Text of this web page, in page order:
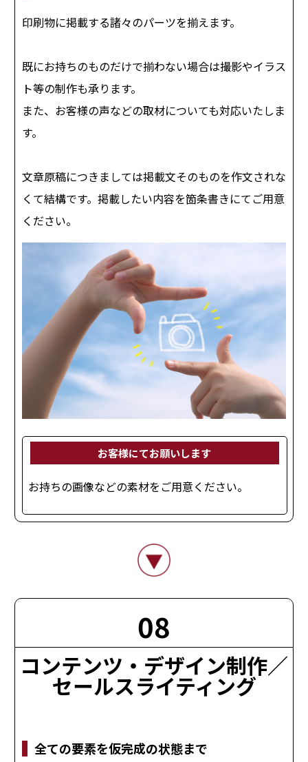
印刷物に掲載する諸々のパーツを揃えます。
既にお持ちのものだけで揃わない場合は撮影やイラス
ト等の制作も承ります。
また、お客様の声などの取材についても対応いたしま
す。
文章原稿につきましては掲載文そのものを作文されな
くて結構です。掲載したい内容を箇条書きにてご用意
ください。
お客様にてお願いします
お持ちの画像などの素材をご用意ください。
08
コンテンツ・デザイン制作／
セールスライティング
全ての要素を仮完成の状態まで